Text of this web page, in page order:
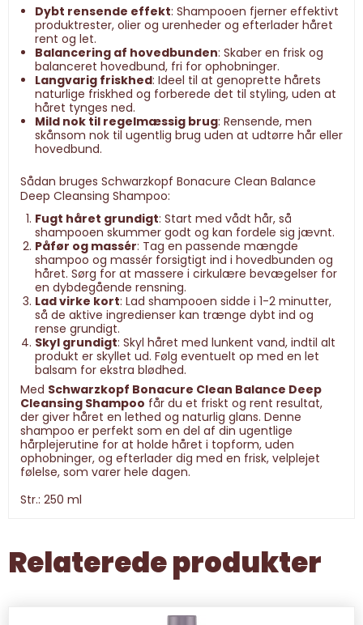
Dybt rensende effekt: Shampooen fjerner effektivt
produktrester, olier og urenheder og efterlader håret
rent og let.
Balancering af hovedbunden: Skaber en frisk og
balanceret hovedbund, fri for ophobninger.
Langvarig friskhed: Ideel til at genoprette hårets
naturlige friskhed og forberede det til styling, uden at
håret tynges ned.
Mild nok til regelmæssig brug: Rensende, men
skånsom nok til ugentlig brug uden at udtørre hår eller
hovedbund.
Sådan bruges Schwarzkopf Bonacure Clean Balance
Deep Cleansing Shampoo:
Fugt håret grundigt: Start med vådt hår, så
shampooen skummer godt og kan fordele sig jævnt.
Påfør og massér: Tag en passende mængde
shampoo og massér forsigtigt ind i hovedbunden og
håret. Sørg for at massere i cirkulære bevægelser for
en dybdegående rensning.
Lad virke kort: Lad shampooen sidde i 1-2 minutter,
så de aktive ingredienser kan trænge dybt ind og
rense grundigt.
Skyl grundigt: Skyl håret med lunkent vand, indtil alt
produkt er skyllet ud. Følg eventuelt op med en let
balsam for ekstra blødhed.
Med Schwarzkopf Bonacure Clean Balance Deep
Cleansing Shampoo får du et friskt og rent resultat,
der giver håret en lethed og naturlig glans. Denne
shampoo er perfekt som en del af din ugentlige
hårplejerutine for at holde håret i topform, uden
ophobninger, og efterlader dig med en frisk, velplejet
følelse, som varer hele dagen.
Str.: 250 ml
Relaterede produkter